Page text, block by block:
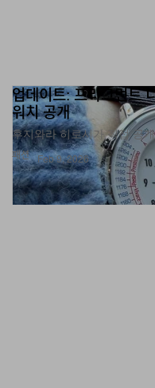
패션
업데이트: 프라그먼트
워치 공개
후지와라 히로시가 직접 공
Feb 9, 2026